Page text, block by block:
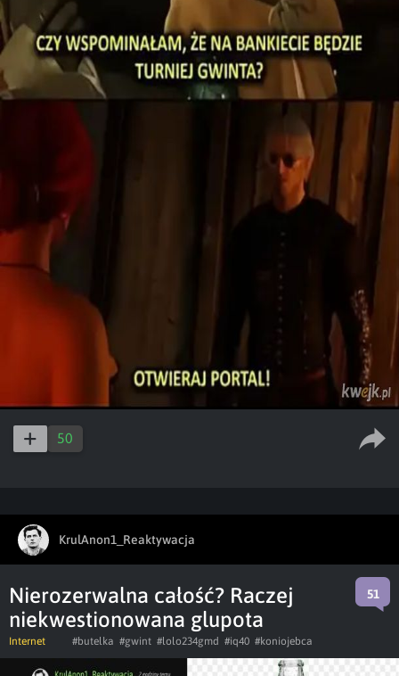
50
KrulAnon1_Reaktywacja
Nierozerwalna całość? Raczej
niekwestionowana glupota
51
Internet #butelka #gwint #lolo234gmd #iq40 #koniojebca